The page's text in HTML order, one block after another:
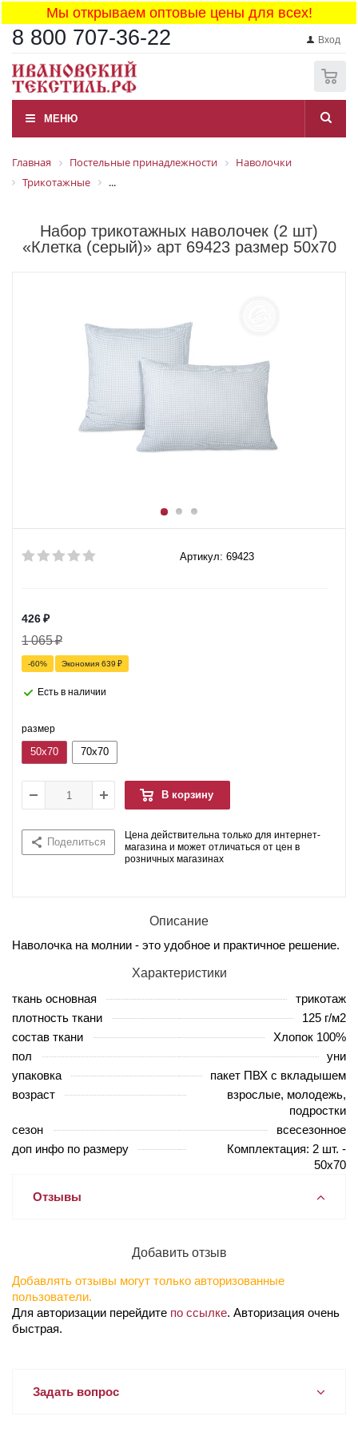
Мы открываем оптовые цены для всех!
8 800 707-36-22 Вход
МЕНЮ
Главная Постельные принадлежности
Наволочки
Трикотажные
...
Набор трикотажных наволочек (2 шт)
«Клетка (серый)» арт 69423 размер 50x70
Артикул: 69423
426₽
1 065₽
-60% Экономия 639 ₽
Есть в наличии
размер
50x70 70x70
В корзину
Поделиться
Цена действительна только для интернет-
магазина и может отличаться от цен в
розничных магазинах
Описание
Наволочка на молнии - это удобное и практичное решение.
Характеристики
ткань основная
трикотаж
плотность ткани
125 г/м2
состав ткани
Хлопок 100%
пол
уни
упаковка
пакет ПВХ с вкладышем
возраст
взрослые, молодежь,
подростки
сезон
всесезонное
доп инфо по размеру
Комплектация: 2 шт. -
50х70
Отзывы
Добавить отзыв
Добавлять отзывы могут только авторизованные
пользователи.
Для авторизации перейдите по ссылке. Авторизация очень
быстрая.
Задать вопрос